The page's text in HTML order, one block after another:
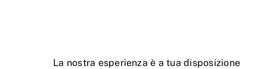
La nostra esperienza è a tua disposizione